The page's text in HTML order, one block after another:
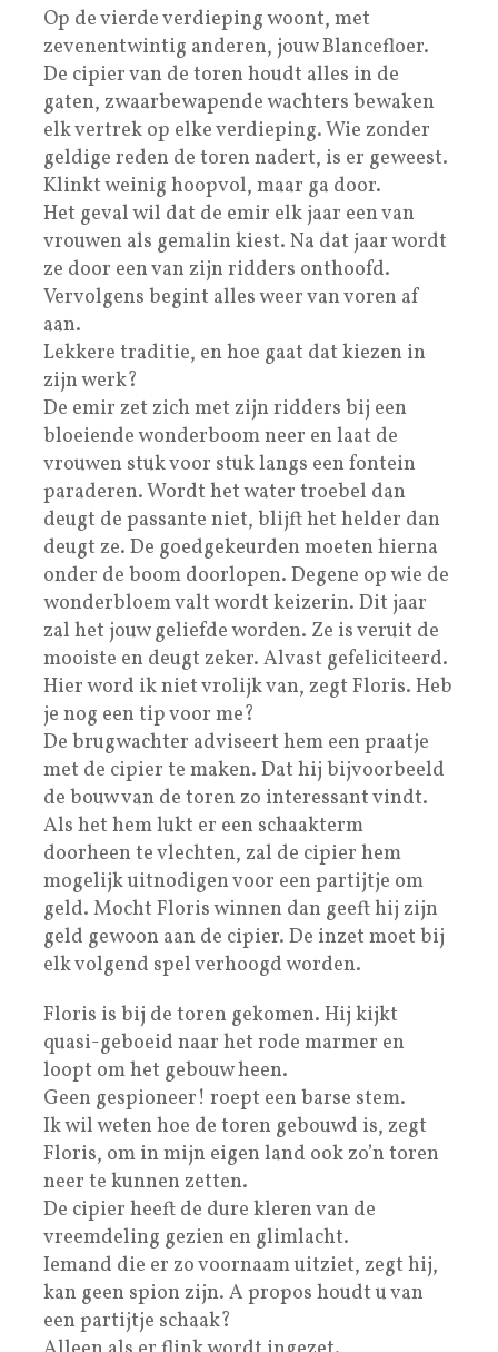
Op de vierde verdieping woont, met
zevenentwintig anderen, jouw Blancefloer.
De cipier van de toren houdt alles in de
gaten, zwaarbewapende wachters bewaken
elk vertrek op elke verdieping. Wie zonder
geldige reden de toren nadert, is er geweest.
Klinkt weinig hoopvol, maar ga door.
Het geval wil dat de emir elk jaar een van
vrouwen als gemalin kiest. Na dat jaar wordt
ze door een van zijn ridders onthoofd.
Vervolgens begint alles weer van voren af
aan.
Lekkere traditie, en hoe gaat dat kiezen in
zijn werk?
De emir zet zich met zijn ridders bij een
bloeiende wonderboom neer en laat de
vrouwen stuk voor stuk langs een fontein
paraderen. Wordt het water troebel dan
deugt de passante niet, blijft het helder dan
deugt ze. De goedgekeurden moeten hierna
onder de boom doorlopen. Degene op wie de
wonderbloem valt wordt keizerin. Dit jaar
zal het jouw geliefde worden. Ze is veruit de
mooiste en deugt zeker. Alvast gefeliciteerd.
Hier word ik niet vrolijk van, zegt Floris. Heb
je nog een tip voor me?
De brugwachter adviseert hem een praatje
met de cipier te maken. Dat hij bijvoorbeeld
de bouw van de toren zo interessant vindt.
Als het hem lukt er een schaakterm
doorheen te vlechten, zal de cipier hem
mogelijk uitnodigen voor een partijtje om
geld. Mocht Floris winnen dan geeft hij zijn
geld gewoon aan de cipier. De inzet moet bij
elk volgend spel verhoogd worden.
Floris is bij de toren gekomen. Hij kijkt
quasi-geboeid naar het rode marmer en
loopt om het gebouw heen.
Geen gespioneer! roept een barse stem.
Ik wil weten hoe de toren gebouwd is, zegt
Floris, om in mijn eigen land ook zo’n toren
neer te kunnen zetten.
De cipier heeft de dure kleren van de
vreemdeling gezien en glimlacht.
Iemand die er zo voornaam uitziet, zegt hij,
kan geen spion zijn. A propos houdt u van
een partijtje schaak?